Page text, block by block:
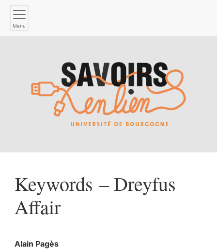
Menu
Keywords – Dreyfus
Affair
Alain Pagès